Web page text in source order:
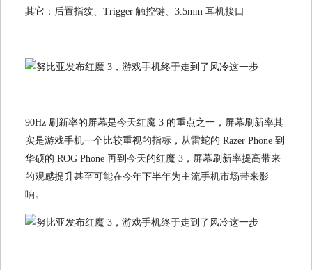
其它：后置指纹、Trigger 触控键、3.5mm 耳机接口
90Hz 刷新率的屏幕是今天红魔 3 的重点之一，屏幕刷新率其
实是游戏手机一个比较重视的指标，从雷蛇的 Razer Phone 到
华硕的 ROG Phone 再到今天的红魔 3，屏幕刷新率提高带来
的观感提升甚至可能在今年下半年为主流手机市场带来影
响。